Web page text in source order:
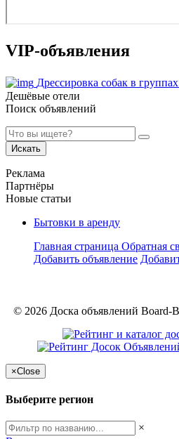
VIP-объявления
Дрессировка собак в группах
Дешёвые отели
Поиск объявлений
Искать
Реклама
Партнёры
Новые статьи
Бытовки в аренду
Главная страница Обратная
Добавить объявление
© 2026 Доска объявлений
×Close
Выберите регион
×